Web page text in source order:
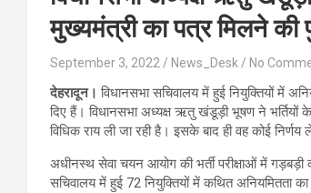
मुख्यमंत्री का पत्र मिलने की
September 3, 2022 News_Desk No
देहरादून।विधानसभा सचिवालय में हुई नियुक्तियों में
दिए हैं। विधानसभा अध्यक्ष ऋतु खंडूड़ी भूषण ने भर्तियों
विधिक राय ली जा रही है। इसके बाद ही वह कोई निर्णय
अधीनस्थ सेवा चयन आयोग की भर्ती परीक्षाओं में
सचिवालय में हुई 72 नियुक्तियों में कथित अनियमितता